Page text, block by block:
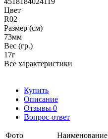
Цвет
R02
Размер (см)
73мм
Вес (гр.)
17г
Все характеристики
Купить
Описание
Отзывы 0
Вопрос-ответ
Фото Наименование